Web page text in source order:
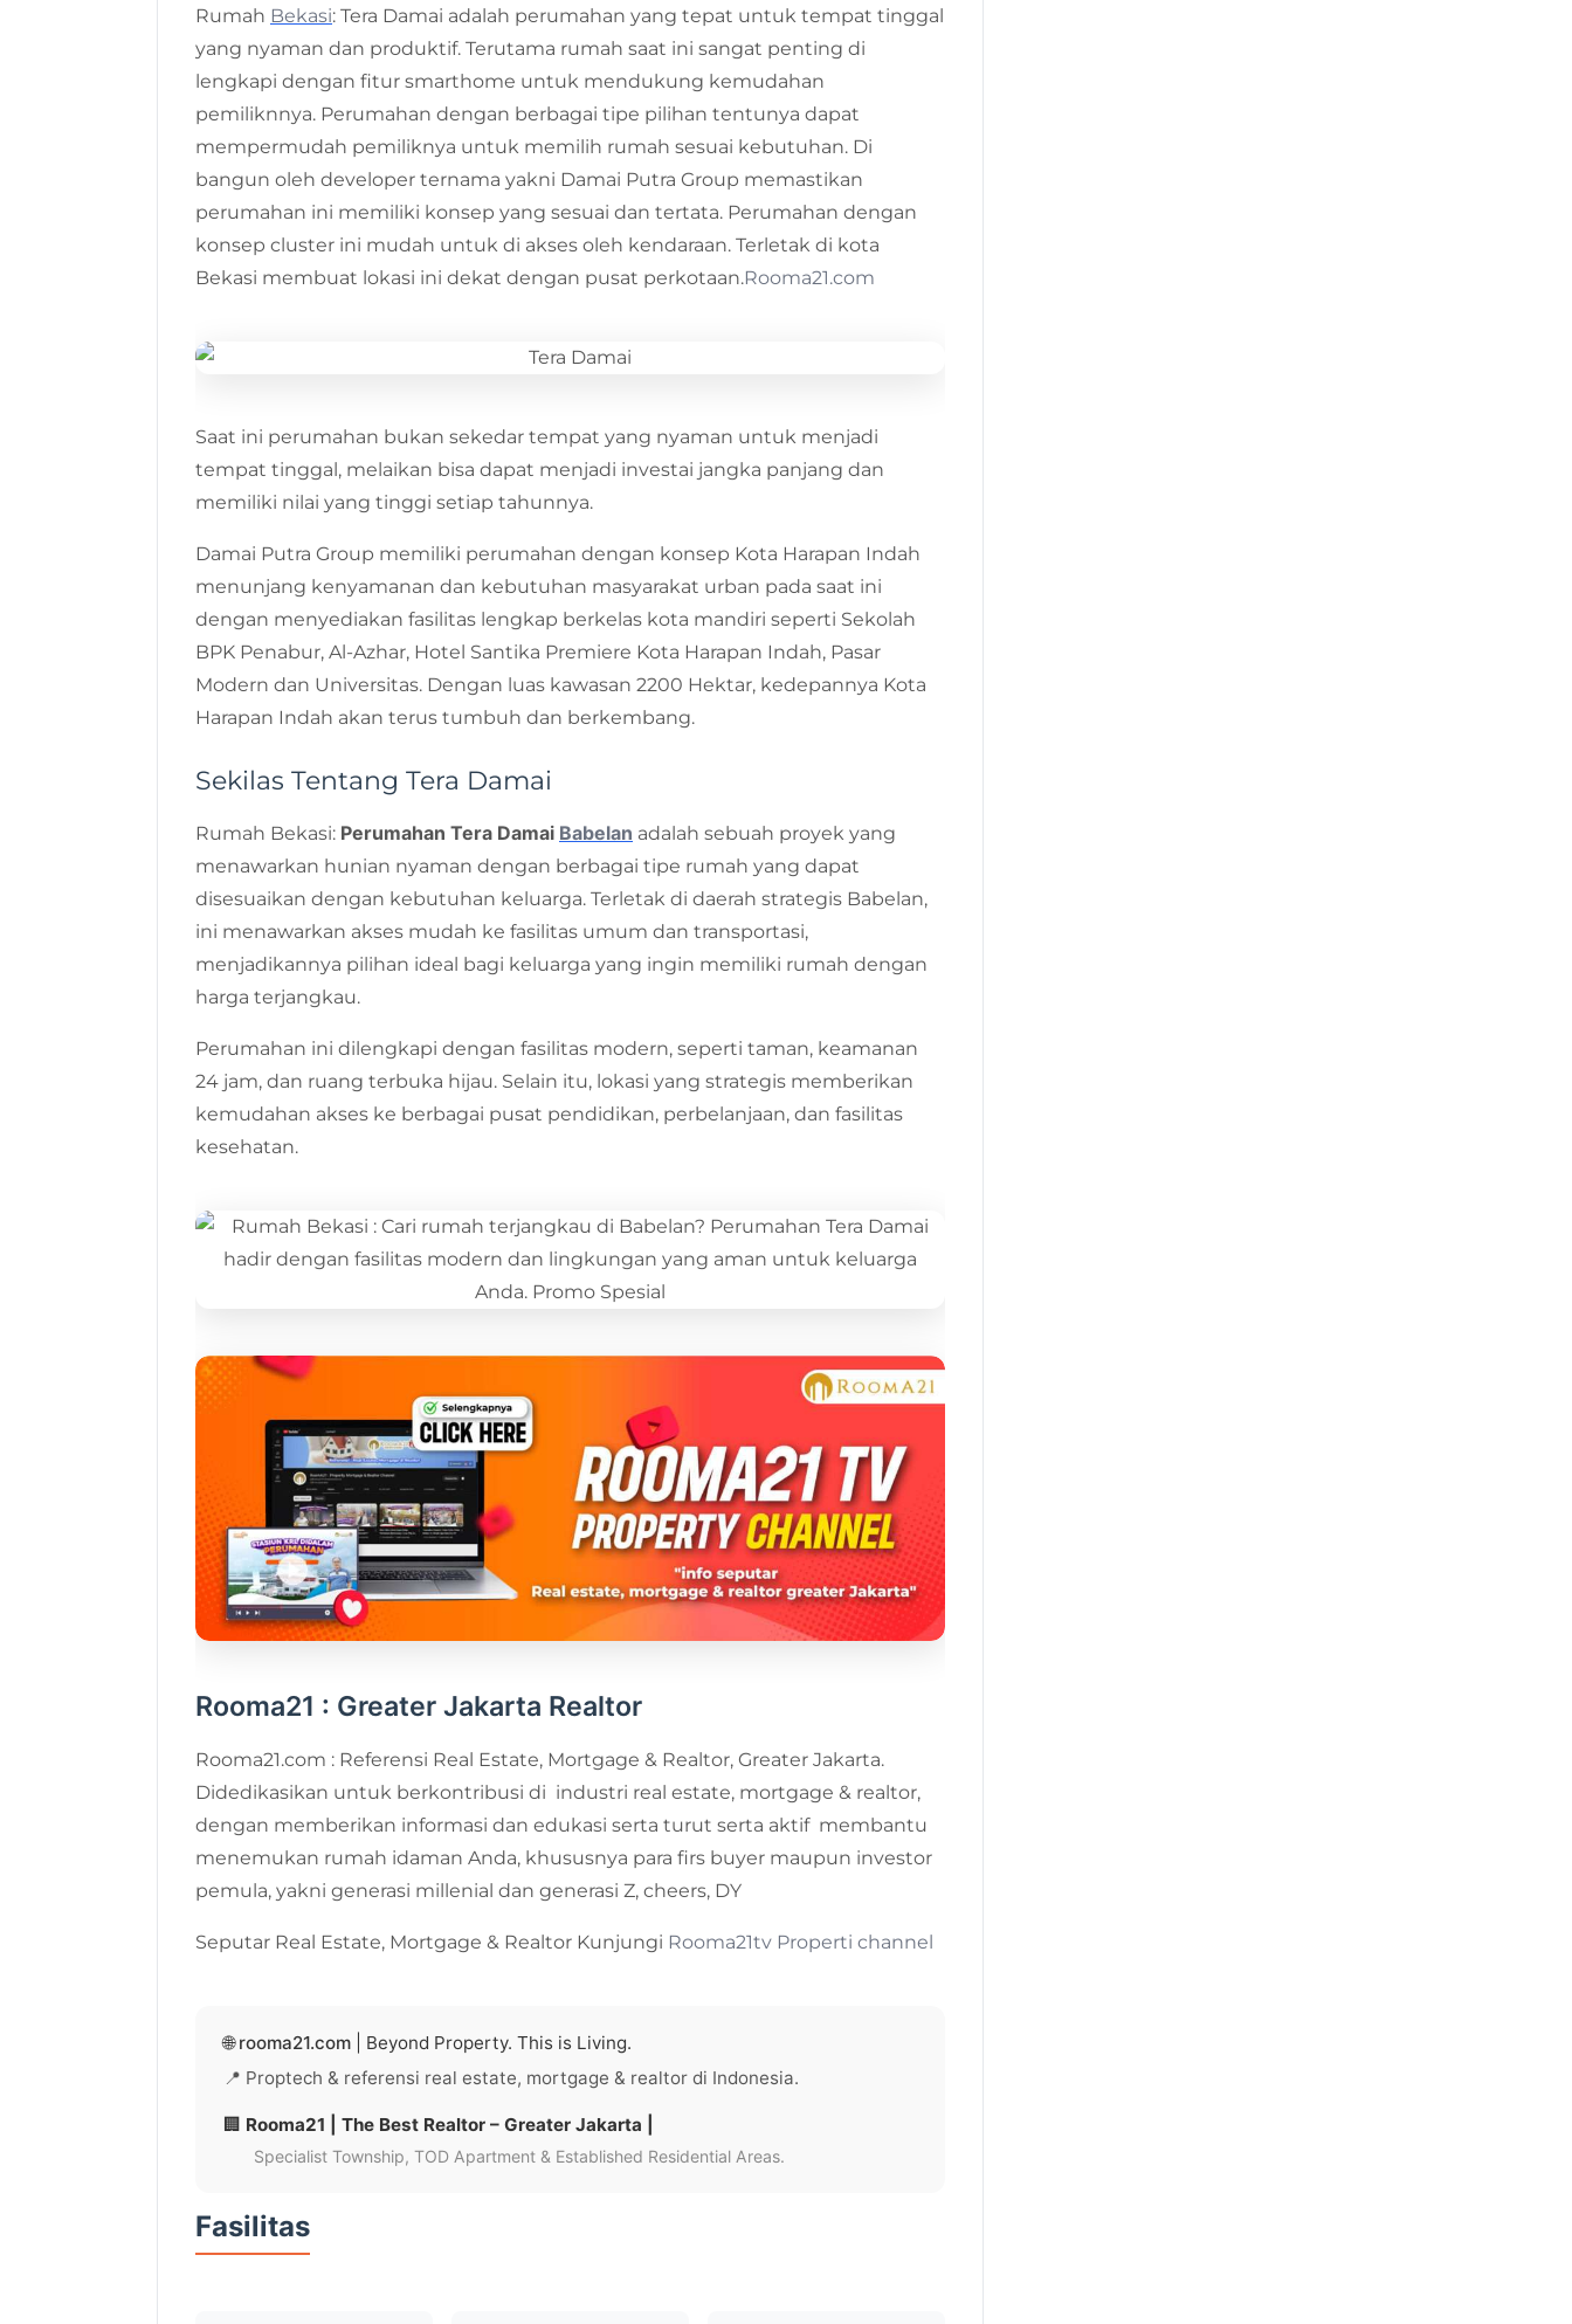
Rumah Bekasi: Tera Damai adalah perumahan yang tepat untuk tempat tinggal
yang nyaman dan produktif. Terutama rumah saat ini sangat penting di
lengkapi dengan fitur smarthome untuk mendukung kemudahan
pemiliknnya. Perumahan dengan berbagai tipe pilihan tentunya dapat
mempermudah pemiliknya untuk memilih rumah sesuai kebutuhan. Di
bangun oleh developer ternama yakni Damai Putra Group memastikan
perumahan ini memiliki konsep yang sesuai dan tertata. Perumahan dengan
konsep cluster ini mudah untuk di akses oleh kendaraan. Terletak di kota
Bekasi membuat lokasi ini dekat dengan pusat perkotaan.Rooma21.com
Saat ini perumahan bukan sekedar tempat yang nyaman untuk menjadi
tempat tinggal, melaikan bisa dapat menjadi investai jangka panjang dan
memiliki nilai yang tinggi setiap tahunnya.
Damai Putra Group memiliki perumahan dengan konsep Kota Harapan Indah
menunjang kenyamanan dan kebutuhan masyarakat urban pada saat ini
dengan menyediakan fasilitas lengkap berkelas kota mandiri seperti Sekolah
BPK Penabur, Al-Azhar, Hotel Santika Premiere Kota Harapan Indah, Pasar
Modern dan Universitas. Dengan luas kawasan 2200 Hektar, kedepannya Kota
Harapan Indah akan terus tumbuh dan berkembang.
Sekilas Tentang Tera Damai
Rumah Bekasi: Perumahan Tera Damai Babelan adalah sebuah proyek yang
menawarkan hunian nyaman dengan berbagai tipe rumah yang dapat
disesuaikan dengan kebutuhan keluarga. Terletak di daerah strategis Babelan,
ini menawarkan akses mudah ke fasilitas umum dan transportasi,
menjadikannya pilihan ideal bagi keluarga yang ingin memiliki rumah dengan
harga terjangkau.
Perumahan ini dilengkapi dengan fasilitas modern, seperti taman, keamanan
24 jam, dan ruang terbuka hijau. Selain itu, lokasi yang strategis memberikan
kemudahan akses ke berbagai pusat pendidikan, perbelanjaan, dan fasilitas
kesehatan.
Rooma21 : Greater Jakarta Realtor
Rooma21.com : Referensi Real Estate, Mortgage & Realtor, Greater Jakarta.
Didedikasikan untuk berkontribusi di industri real estate, mortgage & realtor,
dengan memberikan informasi dan edukasi serta turut serta aktif membantu
menemukan rumah idaman Anda, khususnya para firs buyer maupun investor
pemula, yakni generasi millenial dan generasi Z, cheers, DY
Seputar Real Estate, Mortgage & Realtor Kunjungi Rooma21tv Properti channel
🌐rooma21.com | Beyond Property. This is Living.
📍 Proptech & referensi real estate, mortgage & realtor di Indonesia.
🏢 Rooma21 | The Best Realtor – Greater Jakarta |
Specialist Township, TOD Apartment & Established Residential Areas.
Fasilitas